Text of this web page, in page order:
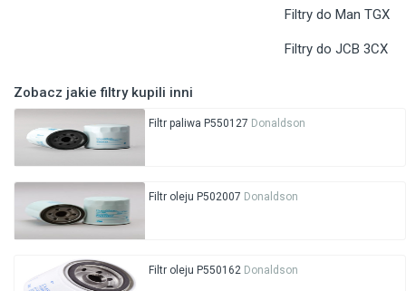
Filtry do Man TGX
Filtry do JCB 3CX
Zobacz jakie filtry kupili inni
Filtr paliwa P550127 Donaldson
Filtr oleju P502007 Donaldson
Filtr oleju P550162 Donaldson